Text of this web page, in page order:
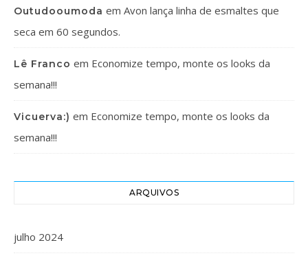
Outudooumoda em Avon lança linha de esmaltes que
seca em 60 segundos.
Lê Franco em Economize tempo, monte os looks da
semana!!!
Vicuerva:) em Economize tempo, monte os looks da
semana!!!
ARQUIVOS
julho 2024